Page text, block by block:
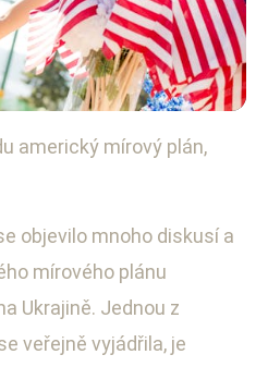
Americký mírový
je autentický
Lukáš Mareček
americký mírový plán,
objevilo mnoho diskusí a
mírového plánu
Ukrajině. Jednou z
veřejně vyjádřila, je